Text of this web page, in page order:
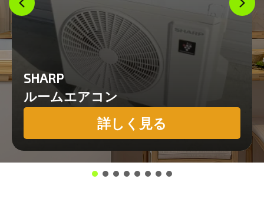
SHARP
ルームエアコン
詳しく見る